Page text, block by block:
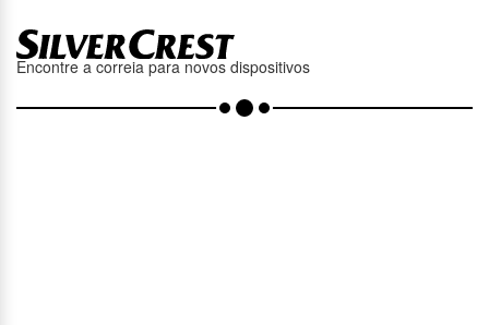
Encontre a correia para novos dispositivos